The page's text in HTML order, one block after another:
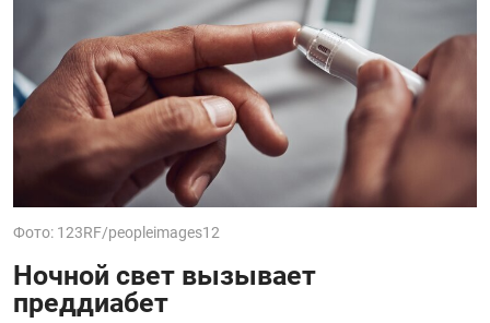
Фото: 123RF/peopleimages12
Ночной свет вызывает
преддиабет